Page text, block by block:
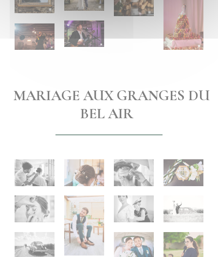
MARIAGE AUX GRANGES DU
BEL AIR